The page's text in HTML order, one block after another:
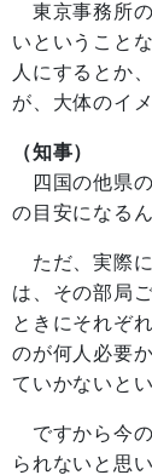
東京事務所の
いということ
人にするとか
が、大体のイ
（知事）
四国の他県
の目安になる
ただ、実際
は、その部局
ときにそれぞ
のが何人必要
ていかないと
ですから今
られないと思い